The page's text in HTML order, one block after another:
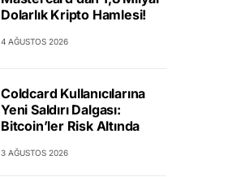
Dolarlık Kripto Hamlesi!
4 AĞUSTOS 2026
Coldcard Kullanıcılarına
Yeni Saldırı Dalgası:
Bitcoin’ler Risk Altında
3 AĞUSTOS 2026